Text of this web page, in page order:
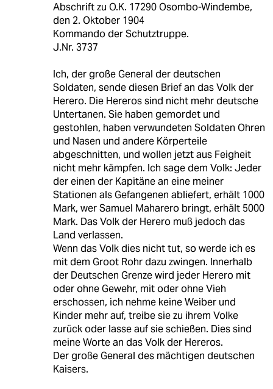
Abschrift zu O.K. 17290 Osombo-Windembe,
den 2. Oktober 1904
Kommando der Schutztruppe.
J.Nr. 3737
Ich, der große General der deutschen
Soldaten, sende diesen Brief an das Volk der
Herero. Die Hereros sind nicht mehr deutsche
Untertanen. Sie haben gemordet und
gestohlen, haben verwundeten Soldaten Ohren
und Nasen und andere Körperteile
abgeschnitten, und wollen jetzt aus Feigheit
nicht mehr kämpfen. Ich sage dem Volk: Jeder
der einen der Kapitäne an eine meiner
Stationen als Gefangenen abliefert, erhält 1000
Mark, wer Samuel Maharero bringt, erhält 5000
Mark. Das Volk der Herero muß jedoch das
Land verlassen.
Wenn das Volk dies nicht tut, so werde ich es
mit dem Groot Rohr dazu zwingen. Innerhalb
der Deutschen Grenze wird jeder Herero mit
oder ohne Gewehr, mit oder ohne Vieh
erschossen, ich nehme keine Weiber und
Kinder mehr auf, treibe sie zu ihrem Volke
zurück oder lasse auf sie schießen. Dies sind
meine Worte an das Volk der Hereros.
Der große General des mächtigen deutschen
Kaisers.